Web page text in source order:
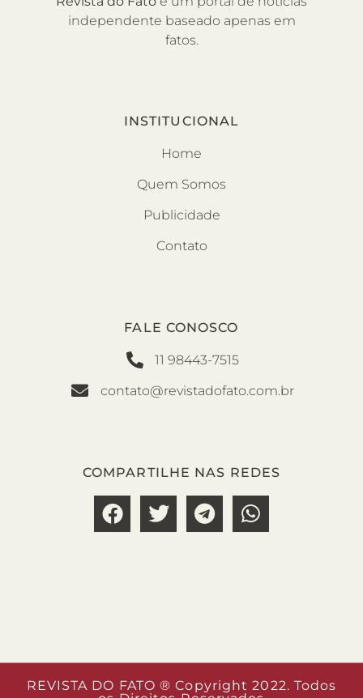
independente baseado apenas em
fatos.
INSTITUCIONAL
Home
Quem Somos
Publicidade
Contato
FALE CONOSCO
11 98443-7515
contato@revistadofato.com.br
COMPARTILHE NAS REDES
REVISTA DO FATO ® Copyright 2022. Todos